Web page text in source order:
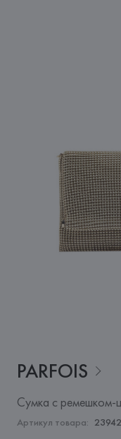
PARFOIS
Сумка с ремешком-
Артикул товара: